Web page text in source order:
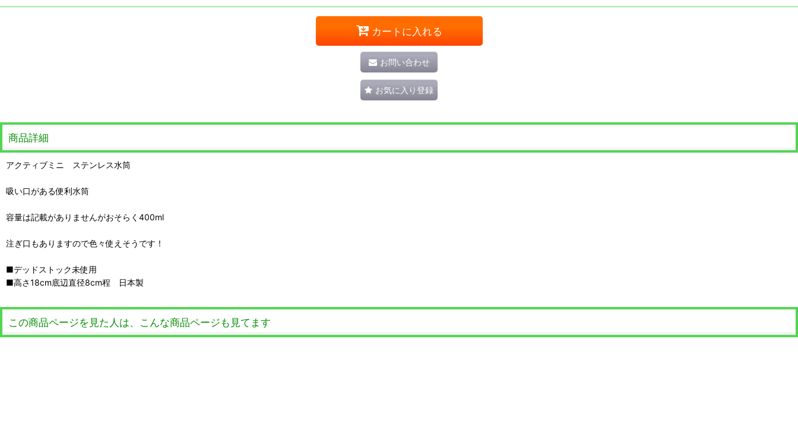
カートに入れる
お問い合わせ
お気に入り登録
商品詳細
アクティブミニ ステンレス水筒
吸い口がある便利水筒
容量は記載がありませんがおそらく400ml
注ぎ口もありますので色々使えそうです！
■デッドストック未使用
■高さ18cm底辺直径8cm程 日本製
この商品ページを見た人は、こんな商品ページも見てます